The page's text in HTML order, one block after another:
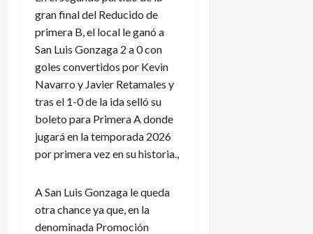
gran final del Reducido de
primera B, el local le ganó a
San Luis Gonzaga 2 a 0 con
goles convertidos por Kevin
Navarro y Javier Retamales y
tras el 1-0 de la ida selló su
boleto para Primera A donde
jugará en la temporada 2026
por primera vez en su historia.,
A San Luis Gonzaga le queda
otra chance ya que, en la
denominada Promoción